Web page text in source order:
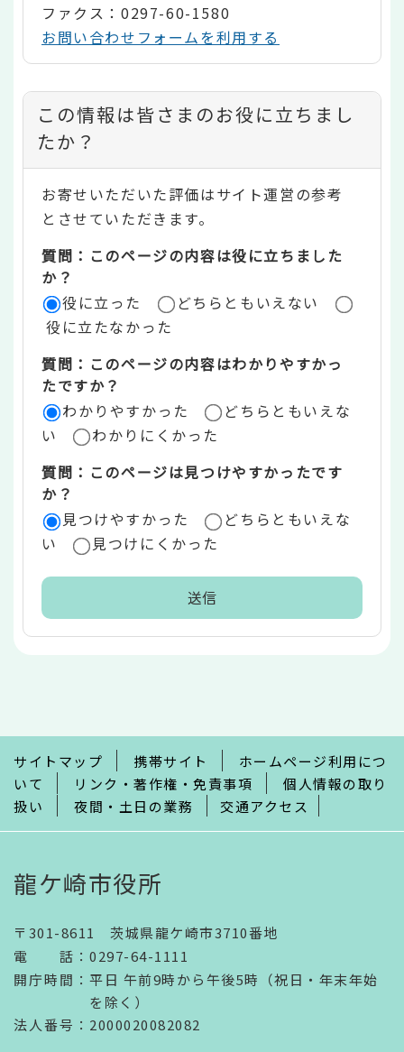
ファクス：0297-60-1580
お問い合わせフォームを利用する
コ
ン
テ
ン
ツ
評
価
リ
ア
この情報は皆さまのお役に立ちまし
たか？
お寄せいただいた評価はサイト運営の参考
とさせていただきます。
質問：このページの内容は役に立ちました
か？
役に立った
どちらともいえない
役に立たなかった
質問：このページの内容はわかりやすかっ
たですか？
わかりやすかった
どちらともいえな
い
わかりにくかった
質問：このページは見つけやすかったです
か？
見つけやすかった
どちらともいえな
い
見つけにくかった
で
サイトマップ 携帯サイト
ホームページ利用につ
いて
リンク・著作権・免責事項
個人情報の取り
扱い
夜間・土日の業務 交通アクセス
龍ケ崎市役所
〒301-8611 茨城県龍ケ崎市3710番地
電話 ： 0297-64-1111
開庁時間 ： 平日 午前9時から午後5時（祝日・年末年始
を除く）
法人番号 ：2000020082082